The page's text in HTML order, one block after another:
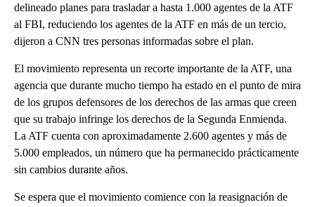
delineado planes para trasladar a hasta 1.000 agentes de la ATF
al FBI, reduciendo los agentes de la ATF en más de un tercio,
dijeron a CNN tres personas informadas sobre el plan.
El movimiento representa un recorte importante de la ATF, una
agencia que durante mucho tiempo ha estado en el punto de mira
de los grupos defensores de los derechos de las armas que creen
que su trabajo infringe los derechos de la Segunda Enmienda.
La ATF cuenta con aproximadamente 2.600 agentes y más de
5.000 empleados, un número que ha permanecido prácticamente
sin cambios durante años.
Se espera que el movimiento comience con la reasignación de